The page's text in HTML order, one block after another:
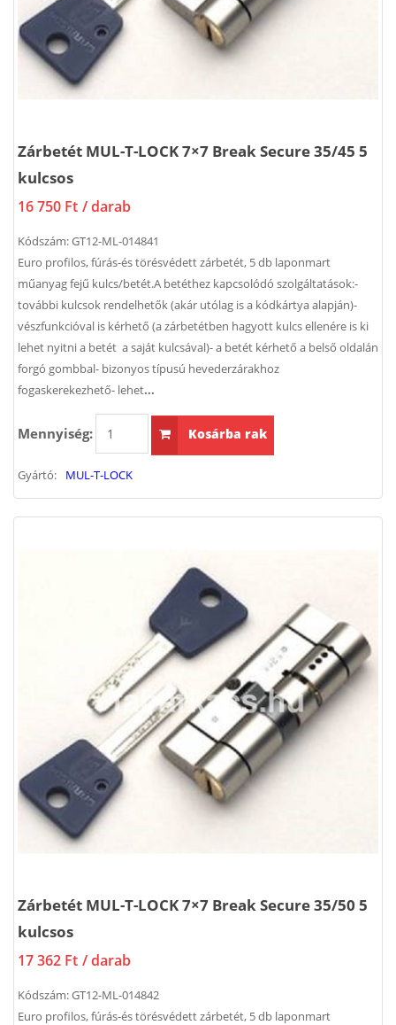
Zárbetét MUL-T-LOCK 7×7 Break Secure 35/45 5
kulcsos
16 750 Ft / darab
Kódszám:GT12-ML-014841
Euro profilos, fúrás-és törésvédett zárbetét, 5 db laponmart
műanyag fejű kulcs/betét.A betéthez kapcsolódó szolgáltatások:-
további kulcsok rendelhetők (akár utólag is a kódkártya alapján)-
vészfunkcióval is kérhető (a zárbetétben hagyott kulcs ellenére is ki
lehet nyitni a betét a saját kulcsával)- a betét kérhető a belső oldalán
forgó gombbal- bizonyos típusú hevederzárakhoz
fogaskerekezhető- lehet...
Mennyiség: Kosárba rak
Gyártó: MUL-T-LOCK
Zárbetét MUL-T-LOCK 7×7 Break Secure 35/50 5
kulcsos
17 362 Ft / darab
Kódszám:GT12-ML-014842
Euro profilos, fúrás-és törésvédett zárbetét, 5 db laponmart